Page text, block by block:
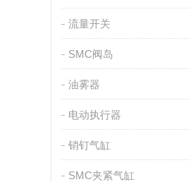
流量开关
SMC阀岛
油雾器
电动执行器
销钉气缸
SMC夹紧气缸